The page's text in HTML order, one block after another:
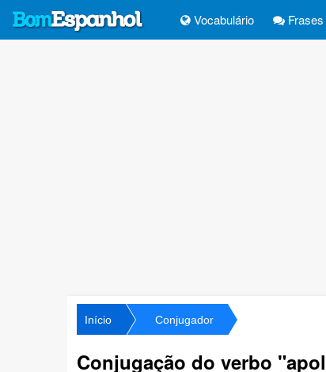
Vocabulário Frases
Início Conjugador
Conjugação do verbo